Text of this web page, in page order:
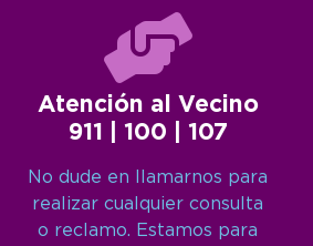
Atención al Vecino
911 | 100 | 107
No dude en llamarnos para
realizar cualquier consulta
o reclamo. Estamos para